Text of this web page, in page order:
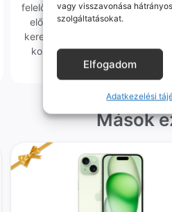
vagy visszavonása
szolgáltatásokat.
Elfogadom
Adatkezelési
felelősségvállalás nálunk alap.
előfordul egy hiba, nem
keresünk, hanem megoldást.
kollégáink azonnal kézbe
ügyedet.
Mások